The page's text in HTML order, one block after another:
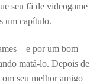
seu fã de videogame
um capítulo.
– e por um bom
matá-lo. Depois de
seu melhor amigo